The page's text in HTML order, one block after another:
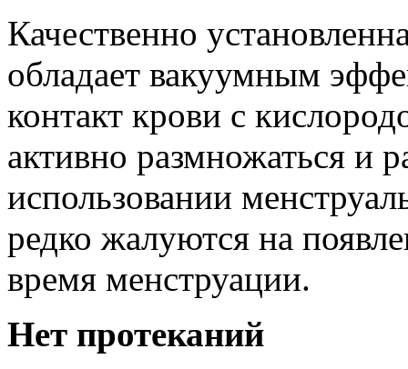
Качественно
обладает вакуумным
контакт крови с
активно размножаться и
использовании
редко жалуются на
время менструации.
Нет протеканий